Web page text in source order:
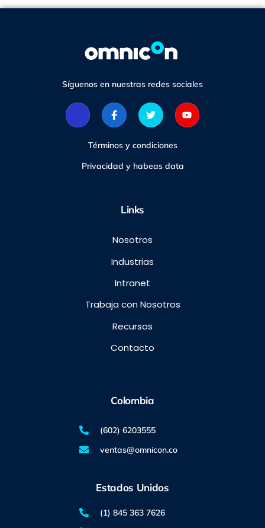
Síguenos en nuestras redes sociales
Términos y condiciones
Privacidad y habeas data
Links
Nosotros
Industrias
Intranet
Trabaja con Nosotros
Recursos
Contacto
Colombia
(602) 6203555
ventas@omnicon.co
Estados Unidos
(1) 845 363 7626